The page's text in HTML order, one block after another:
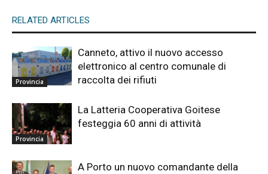
RELATED ARTICLES
Provincia
Canneto, attivo il nuovo accesso
elettronico al centro comunale di
raccolta dei rifiuti
Provincia
La Latteria Cooperativa Goitese
festeggia 60 anni di attività
A Porto un nuovo comandante della